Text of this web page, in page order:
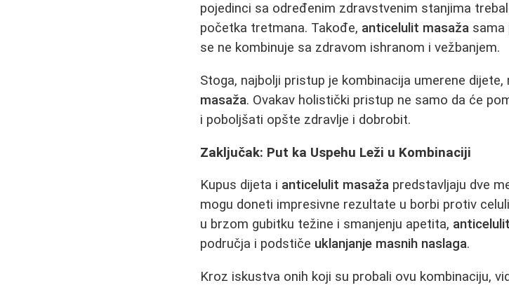
pojedinci sa određenim zdravstvenim stanjima
početka tretmana. Takođe, anticelulit masaža sama
se ne kombinuje sa zdravom ishranom i vežbanjem.
Stoga, najbolji pristup je kombinacija umerene
masaža. Ovakav holistički pristup ne samo da će
i poboljšati opšte zdravlje i dobrobit.
Zaključak: Put ka Uspehu Leži u Kombinaciji
Kupus dijeta i anticelulit masaža predstavljaju dve
mogu doneti impresivne rezultate u borbi protiv
u brzom gubitku težine i smanjenju apetita,
područja i podstiče uklanjanje masnih naslaga.
Kroz iskustva onih koji su probali ovu kombinaciju,